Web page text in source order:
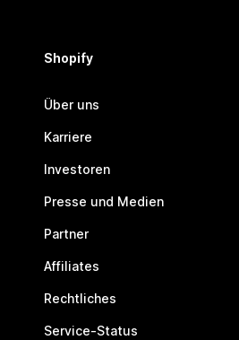
Shopify
Über uns
Karriere
Investoren
Presse und Medien
Partner
Affiliates
Rechtliches
Service-Status